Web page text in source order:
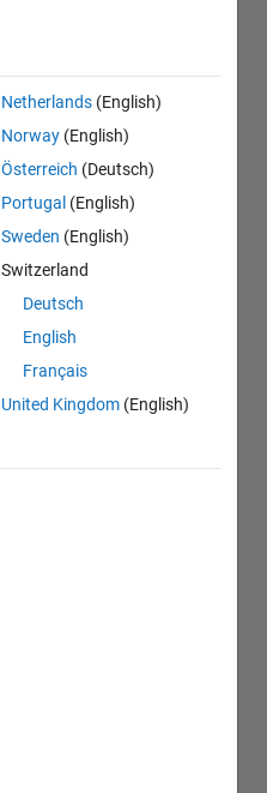
Netherlands (English)
Norway (English)
Österreich (Deutsch)
Portugal (English)
Sweden (English)
Switzerland
Deutsch
English
Français
United Kingdom (English)